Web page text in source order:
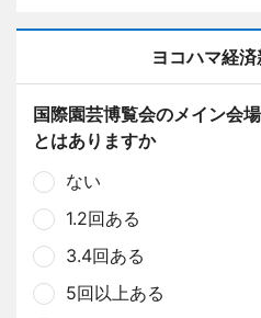
ヨコハマ経
国際園芸博覧会のメイン会
とはありますか
ない
1.2回ある
3.4回ある
5回以上ある